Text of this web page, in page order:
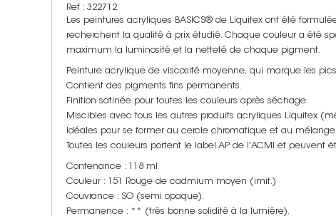
Ref : 322712
Les peintures acryliques BASICS® de Liquitex ont été
recherchent la qualité à prix étudié. Chaque couleur a été
maximum la luminosité et la netteté de chaque pigment.
Peinture acrylique de viscosité moyenne, qui marque les
Contient des pigments fins permanents.
Finition satinée pour toutes les couleurs après séchage.
Miscibles avec tous les autres produits acryliques Liquitex
Idéales pour se former au cercle chromatique et au
Toutes les couleurs portent le label AP de l'ACMI et peuvent
Contenance : 118 ml
Couleur : 151 Rouge de cadmium moyen (imit.)
Couvrance : SO (semi opaque).
Permanence : ** (très bonne solidité à la lumière).